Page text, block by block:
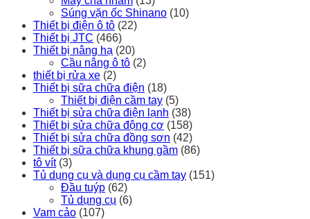
Súng vặn ốc Shinano (10)
Thiết bị điện ô tô (22)
Thiết bị JTC (466)
Thiết bị nâng hạ (20)
Cầu nâng ô tô (2)
thiết bị rửa xe (2)
Thiết bị sữa chữa điện (18)
Thiết bị điện cầm tay (5)
Thiết bị sửa chữa điện lạnh (38)
Thiết bị sửa chữa động cơ (158)
Thiết bị sửa chữa đồng sơn (42)
Thiết bị sữa chữa khung gầm (86)
tô vít (3)
Tủ dụng cụ và dụng cụ cầm tay (151)
Đầu tuýp (62)
Tủ dụng cụ (6)
Vam cảo (107)